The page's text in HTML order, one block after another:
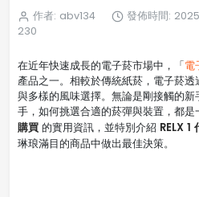
作者: abv134 發佈時間:
230
在近年快速成長的電子菸市場中，「電
產品之一。相較於傳統紙菸，電子菸
與多樣的風味選擇。無論是剛接觸的
手，如何挑選合適的菸彈與裝置，都
購買 的實用資訊，並特別介紹 RELX 1
琳琅滿目的商品中做出最佳決策。